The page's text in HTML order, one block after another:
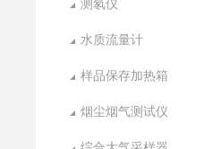
测氡仪
水质流量计
样品保存加热箱
烟尘烟气测试仪